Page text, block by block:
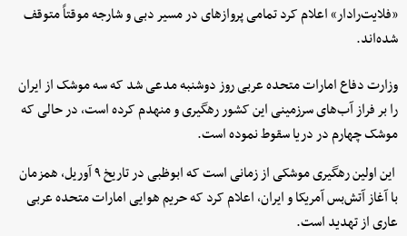
«فلایت‌رادار» اعلام کرد تمامی پروازهای در مسیر دبی و شارجه موقتاً متوقف
شده‌اند.
وزارت دفاع امارات متحده عربی روز دوشنبه مدعی شد که سه موشک از ایران
را بر فراز آب‌های سرزمینی این کشور رهگیری و منهدم کرده است، در حالی که
موشک چهارم در دریا سقوط نموده است.
این اولین رهگیری موشکی از زمانی است که ابوظبی در تاریخ ۹ آوریل، همزمان
با آغاز آتش‌بس آمریکا و ایران، اعلام کرد که حریم هوایی امارات متحده عربی
عاری از تهدید است.